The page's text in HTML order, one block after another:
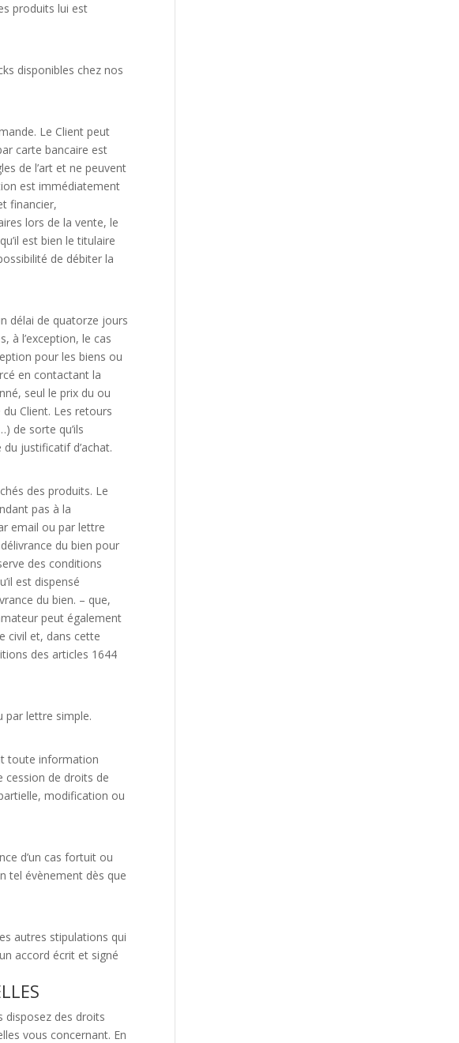
produits lui est
disponibles chez nos
Le Client peut
carte bancaire est
de l’art et ne peuvent
est immédiatement
financier,
lors de la vente, le
est bien le titulaire
de débiter la
délai de quatorze jours
à l’exception, le cas
pour les biens ou
en contactant la
seul le prix du ou
Client. Les retours
de sorte qu’ils
justificatif d’achat.
des produits. Le
pas à la
email ou par lettre
du bien pour
des conditions
est dispensé
du bien. – que,
peut également
civil et, dans cette
des articles 1644
par lettre simple.
toute information
cession de droits de
modification ou
d’un cas fortuit ou
tel évènement dès que
autres stipulations qui
accord écrit et signé
disposez des droits
vous concernant. En